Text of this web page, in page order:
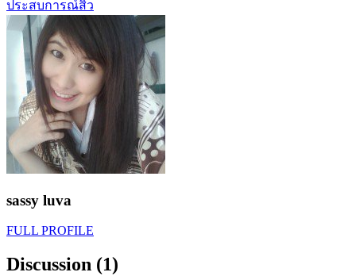
ประสบการณ์สิว
sassy luva
FULL PROFILE
Discussion (1)